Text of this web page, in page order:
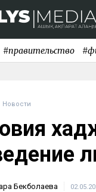
#правительство
Новости
Бекболаева